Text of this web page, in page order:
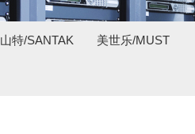
山特/SANTAK 美世乐/MUST